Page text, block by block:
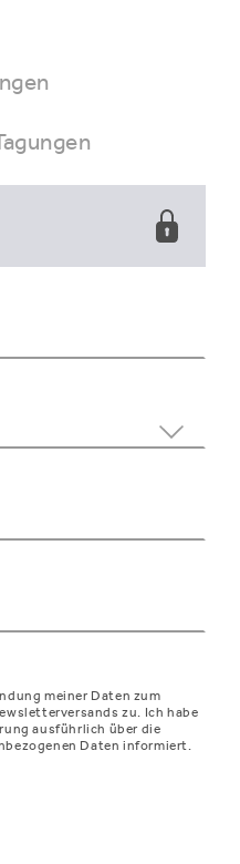
meiner Daten zum
zu. Ich habe
ausführlich über die
Daten informiert.